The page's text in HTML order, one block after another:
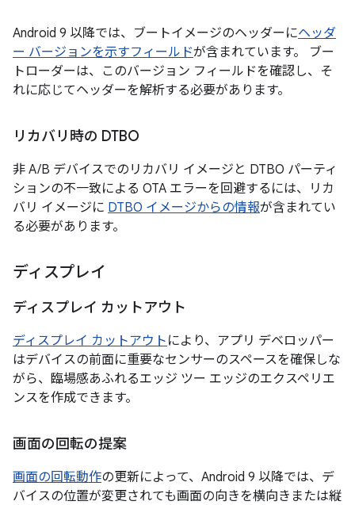
Android 9 以降では、ブートイメージのヘッダーにヘッダ
ー バージョンを示すフィールドが含まれています。 ブー
トローダーは、このバージョン フィールドを確認し、そ
れに応じてヘッダーを解析する必要があります。
リカバリ時の DTBO
非 A/B デバイスでのリカバリ イメージと DTBO パーティ
ションの不一致による OTA エラーを回避するには、リカ
バリ イメージに DTBO イメージからの情報が含まれてい
る必要があります。
ディスプレイ
ディスプレイ カットアウト
ディスプレイ カットアウト により、アプリ デベロッパー
はデバイスの前面に重要なセンサーのスペースを確保しな
がら、臨場感あふれるエッジ ツー エッジのエクスペリエ
ンスを作成できます。
画面の回転の提案
画面の回転動作の更新によって、Android 9 以降では、デ
バイスの位置が変更されても画面の向きを横向きまたは縦